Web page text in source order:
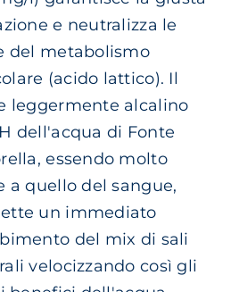
e neutralizza le
del metabolismo
(acido lattico). Il
leggermente alcalino
dell'acqua di Fonte
essendo molto
a quello del sangue,
un immediato
del mix di sali
velocizzando così gli